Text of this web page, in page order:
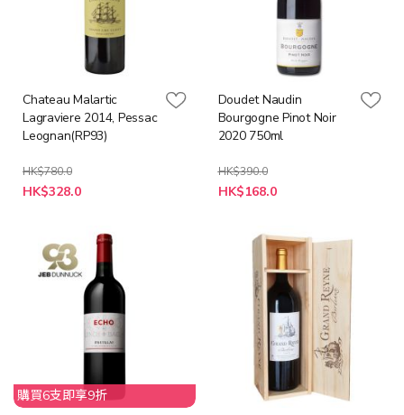
Chateau Malartic
Lagraviere 2014, Pessac
Leognan(RP93)
HK$780.0
特
殊
HK$328.0
Doudet Naudin
Bourgogne Pinot Noir
2020 750ml
HK$390.0
特
殊
HK$168.0
購買6支即享9折